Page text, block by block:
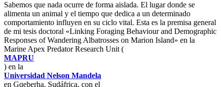
Sabemos que nada ocurre de forma aislada. El lugar donde se
alimenta un animal y el tiempo que dedica a un determinado
comportamiento influyen en su ciclo vital. Esta es la premisa general
de mi tesis doctoral «Linking Foraging Behaviour and Demographic
Responses of Wandering Albatrosses on Marion Island» en la
Marine Apex Predator Research Unit (
MAPRU
) en la
Universidad Nelson Mandela
en Gqeberha, Sudáfrica, con el